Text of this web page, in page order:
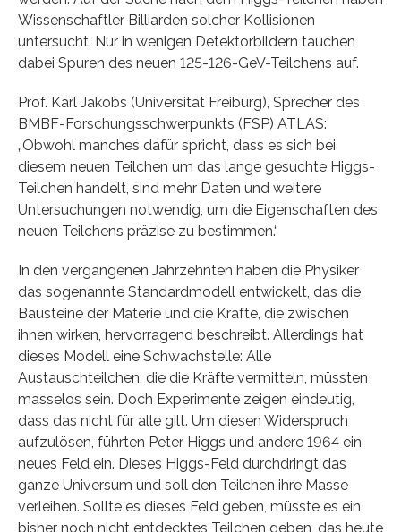
Wissenschaftler Billiarden solcher Kollisionen
untersucht. Nur in wenigen Detektorbildern tauchen
dabei Spuren des neuen 125-126-GeV-Teilchens auf.
Prof. Karl Jakobs (Universität Freiburg), Sprecher des
BMBF-Forschungsschwerpunkts (FSP) ATLAS:
„Obwohl manches dafür spricht, dass es sich bei
diesem neuen Teilchen um das lange gesuchte Higgs-
Teilchen handelt, sind mehr Daten und weitere
Untersuchungen notwendig, um die Eigenschaften des
neuen Teilchens präzise zu bestimmen.“
In den vergangenen Jahrzehnten haben die Physiker
das sogenannte Standardmodell entwickelt, das die
Bausteine der Materie und die Kräfte, die zwischen
ihnen wirken, hervorragend beschreibt. Allerdings hat
dieses Modell eine Schwachstelle: Alle
Austauschteilchen, die die Kräfte vermitteln, müssten
masselos sein. Doch Experimente zeigen eindeutig,
dass das nicht für alle gilt. Um diesen Widerspruch
aufzulösen, führten Peter Higgs und andere 1964 ein
neues Feld ein. Dieses Higgs-Feld durchdringt das
ganze Universum und soll den Teilchen ihre Masse
verleihen. Sollte es dieses Feld geben, müsste es ein
bisher noch nicht entdecktes Teilchen geben, das heute